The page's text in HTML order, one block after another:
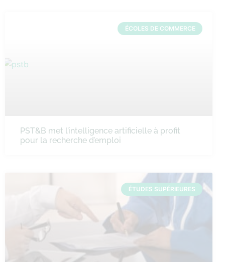
ÉCOLES DE COMMERCE
PST&B met l’intelligence artificielle à profit
pour la recherche d’emploi
ÉTUDES SUPÉRIEURES